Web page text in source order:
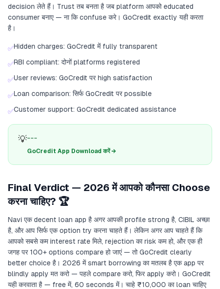
decision लेते हैं। Trust तब बनता है जब platform आपको educated
consumer बनाए — ना कि confuse करे। GoCredit exactly यही करता
है।
✅Hidden charges: GoCredit में fully transparent
✅RBI compliant: दोनों platforms registered
✅User reviews: GoCredit पर high satisfaction
✅Loan comparison: सिर्फ GoCredit पर possible
✅Customer support: GoCredit dedicated assistance
💡---
GoCredit App Download करें →
Final Verdict — 2026 में आपको कौनसा Choose
करना चाहिए? 🏆
Navi एक decent loan app है अगर आपकी profile strong है, CIBIL अच्छा
है, और आप सिर्फ एक option try करना चाहते हैं। लेकिन अगर आप चाहते हैं कि
आपको सबसे कम interest rate मिले, rejection का risk कम हो, और एक ही
जगह पर 100+ options compare हो जाएं — तो GoCredit clearly
better choice है। 2026 में smart borrowing का मतलब है एक app पर
blindly apply मत करो — पहले compare करो, फिर apply करो। GoCredit
यही करवाता है — free में, 60 seconds में। चाहे ₹10,000 का loan चाहिए